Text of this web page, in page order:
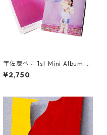
宇佐蔵べに 1st Mini Album "N
EW" New Edition
¥2,750